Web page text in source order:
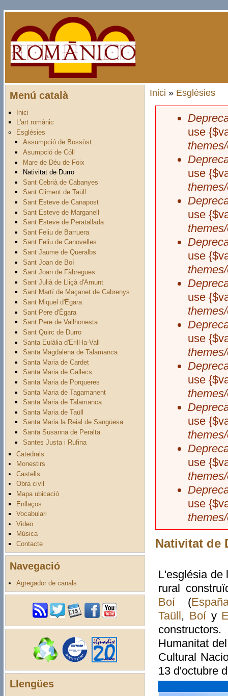
Menú català
Inici
L'art romànic
Esglésies
Assumpció de Bossòst
Asumpció de Cóll
Mare de Déu de Foix
Nativitat de Durro
Sant Cebrià de Cabanyes
Sant Climent de Taüll
Sant Esteve de Canapost
Sant Esteve de Marganell
Sant Esteve de Peratallada
Sant Feliu de Barruera
Sant Feliu de Canovelles
Sant Jaume de Queralbs
Sant Joan de Boí
Sant Joan de Fàbregues
Sant Julià de Lliçà d'Amunt
Sant Martí de Maçanet de Cabrenys
Sant Miquel d'Ègara
Sant Pere d'Ègara
Sant Pere de Vallhonesta
Sant Quirc de Durro
Santa Eulàlia d'Erill-la-Vall
Santa Magdalena de Talamanca
Santa Maria de Cardet
Santa Maria de Gallecs
Santa Maria de Porqueres
Santa Maria de Tagamanent
Santa Maria de Talamanca
Santa Maria de Taüll
Santa Maria la Reial de Sangüesa
Santa Susanna de Peralta
Santes Justa i Rufina
Catedrals
Monestirs
Castells
Obra civil
Mapa ubicació
Enllaços
Vocabulari
Video
Música
Contacte
Navegació
Agregador de canals
Llengües
Esteu aquí
Inici » Esglésies
use
use
use
use
use
use
use
use
use
use
Nativitat de
L'església de
rural
Boí (
Taüll, Boíy
Humanitat
Cultural
13 d'octubre